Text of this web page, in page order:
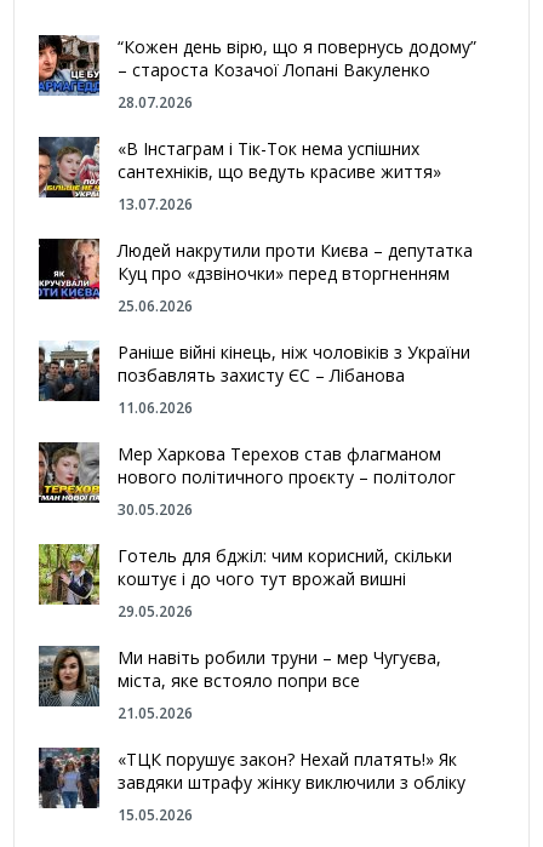
“Кожен день вірю, що я повернусь додому”
– староста Козачої Лопані Вакуленко
28.07.2026
«В Інстаграм і Тік-Ток нема успішних
сантехніків, що ведуть красиве життя»
13.07.2026
Людей накрутили проти Києва – депутатка
Куц про «дзвіночки» перед вторгненням
25.06.2026
Раніше війні кінець, ніж чоловіків з України
позбавлять захисту ЄС – Лібанова
11.06.2026
Мер Харкова Терехов став флагманом
нового політичного проєкту – політолог
30.05.2026
Готель для бджіл: чим корисний, скільки
коштує і до чого тут врожай вишні
29.05.2026
Ми навіть робили труни – мер Чугуєва,
міста, яке встояло попри все
21.05.2026
«ТЦК порушує закон? Нехай платять!» Як
завдяки штрафу жінку виключили з обліку
15.05.2026